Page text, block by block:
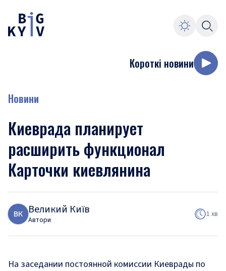
Короткі новини
Новини
Киеврада планирует
расширить функционал
Карточки киевлянина
ВК Великий Київ
Автори
1 хв
На заседании постоянной комиссии Киеврады по